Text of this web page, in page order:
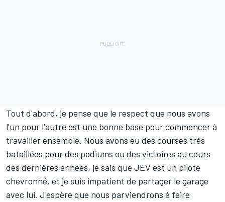
Tout d'abord, je pense que le respect que nous avons
l'un pour l'autre est une bonne base pour commencer à
travailler ensemble. Nous avons eu des courses très
bataillées pour des podiums ou des victoires au cours
des dernières années, je sais que JEV est un pilote
chevronné, et je suis impatient de partager le garage
avec lui. J'espère que nous parviendrons à faire